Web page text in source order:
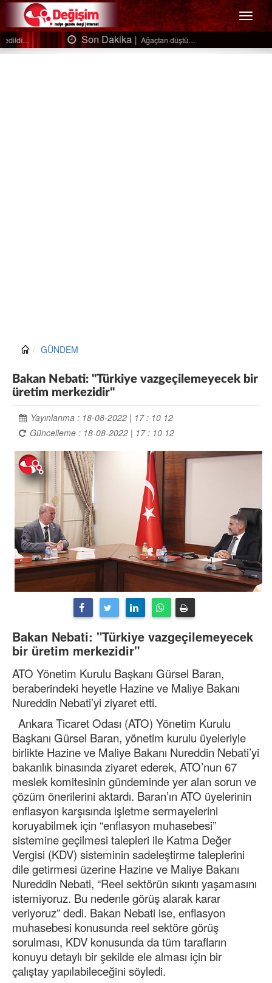
Menü
Son Dakika | Ağaçtan düştü…
GÜNDEM
Bakan Nebati: "Türkiye vazgeçilemeyecek bir
üretim merkezidir"
Yayınlanma : 18-08-2022 | 17 : 10 12
Güncelleme : 18-08-2022 | 17 : 10 12
Bakan Nebati: "Türkiye vazgeçilemeyecek
bir üretim merkezidir"
ATO Yönetim Kurulu Başkanı Gürsel Baran,
beraberindeki heyetle Hazine ve Maliye Bakanı
Nureddin Nebati’yi ziyaret etti.
Ankara Ticaret Odası (ATO) Yönetim Kurulu
Başkanı Gürsel Baran, yönetim kurulu üyeleriyle
birlikte Hazine ve Maliye Bakanı Nureddin Nebati’yi
bakanlık binasında ziyaret ederek, ATO’nun 67
meslek komitesinin gündeminde yer alan sorun ve
çözüm önerilerini aktardı. Baran’ın ATO üyelerinin
enflasyon karşısında işletme sermayelerini
koruyabilmek için “enflasyon muhasebesi”
sistemine geçilmesi talepleri ile Katma Değer
Vergisi (KDV) sisteminin sadeleştirme taleplerini
dile getirmesi üzerine Hazine ve Maliye Bakanı
Nureddin Nebati, “Reel sektörün sıkıntı yaşamasını
istemiyoruz. Bu nedenle görüş alarak karar
veriyoruz” dedi. Bakan Nebati ise, enflasyon
muhasebesi konusunda reel sektöre görüş
sorulması, KDV konusunda da tüm tarafların
konuyu detaylı bir şekilde ele alması için bir
çalıştay yapılabileceğini söyledi.